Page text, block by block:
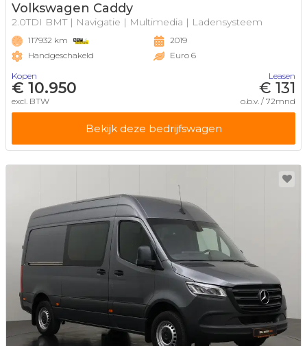
Volkswagen Caddy
2.0TDI BMT | Navigatie | Multimedia | Ladensysteem
117932 km
Handgeschakeld
2019
Euro 6
Kopen
€ 10.950
excl. BTW
Leasen
€ 131
o.b.v. / 72mnd
Bekijk deze bedrijfswagen